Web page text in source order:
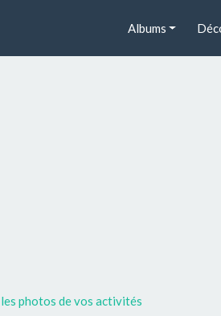
Albums
photos de vos activités